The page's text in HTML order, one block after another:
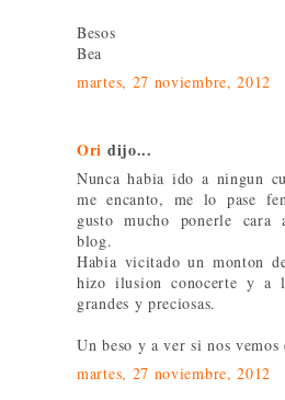
Besos
Bea
martes, 27 noviembre, 2012
Ori dijo...
Nunca habia ido a ningun
me encanto, me lo pase
gusto mucho ponerle cara
blog.
Habia vicitado un monton
hizo ilusion conocerte y a
grandes y preciosas.
Un beso y a ver si nos
martes, 27 noviembre, 2012